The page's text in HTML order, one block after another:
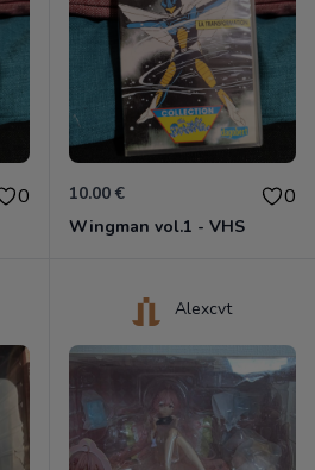
0 10.00 € 0
Wingman vol.1 - VHS
Alexcvt